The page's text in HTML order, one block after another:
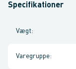
Specifikationer
Vægt:
Varegruppe: